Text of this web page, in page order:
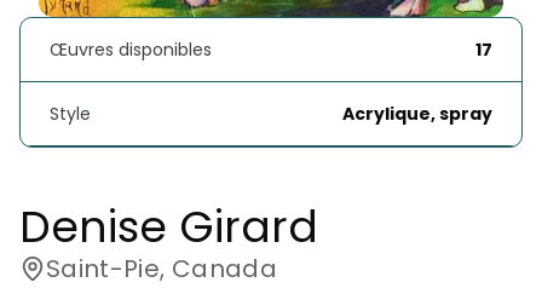
Œuvres disponibles 17
Style Acrylique, spray
Denise Girard
Saint-Pie, Canada